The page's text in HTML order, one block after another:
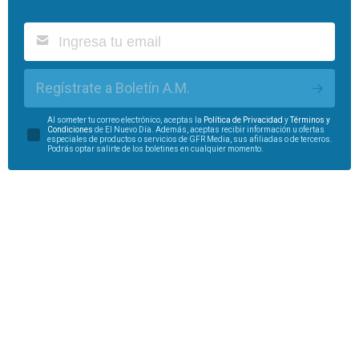
Regístrate a Boletín A.M.
Al someter tu correo electrónico, aceptas la Política de Privacidad yTérminos y
Condiciones de El Nuevo Día. Además, aceptas recibir información u ofertas
especiales de productos o servicios de GFR Media, sus afiliadas o de terceros.
Podrás optar salirte de los boletines en cualquier momento.